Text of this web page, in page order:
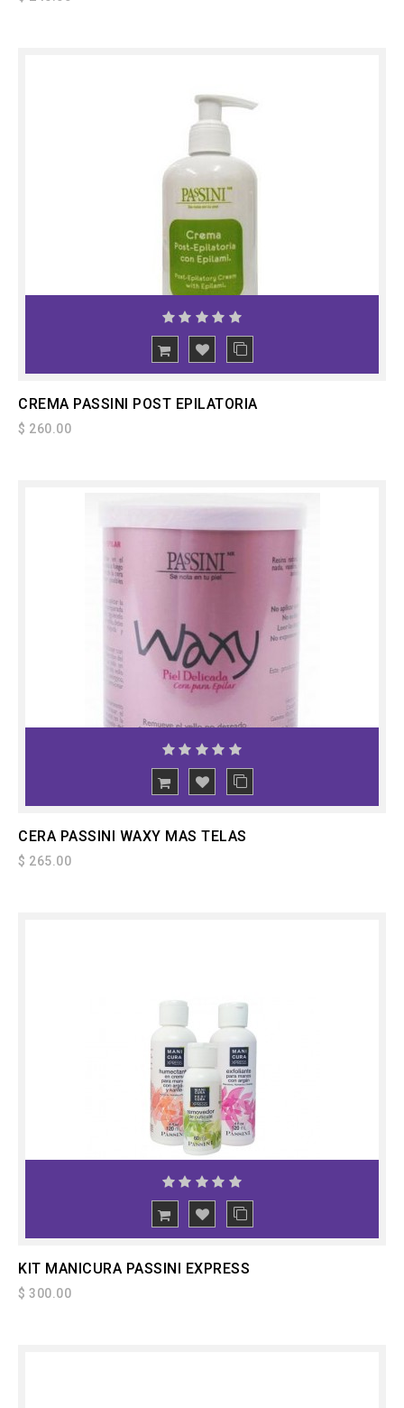
CREMA PASSINI POST EPILATORIA
$ 260.00
CERA PASSINI WAXY MAS TELAS
$ 265.00
KIT MANICURA PASSINI EXPRESS
$ 300.00